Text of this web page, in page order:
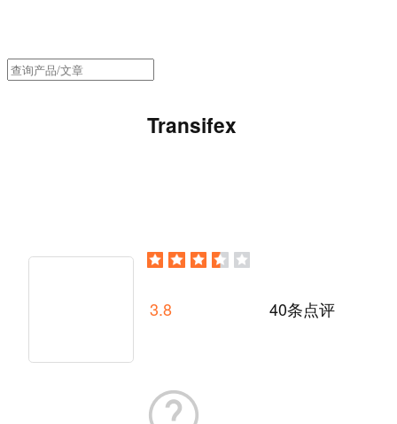
Transifex
3.8 40条点评